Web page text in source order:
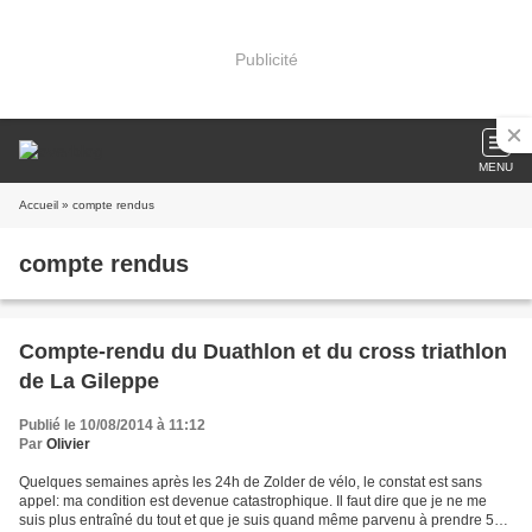
Publicité
MENU
Accueil » compte rendus
compte rendus
Compte-rendu du Duathlon et du cross triathlon
de La Gileppe
Publié le 10/08/2014 à 11:12
Par Olivier
Quelques semaines après les 24h de Zolder de vélo, le constat est sans
appel: ma condition est devenue catastrophique. Il faut dire que je ne me
suis plus entraîné du tout et que je suis quand même parvenu à prendre 5